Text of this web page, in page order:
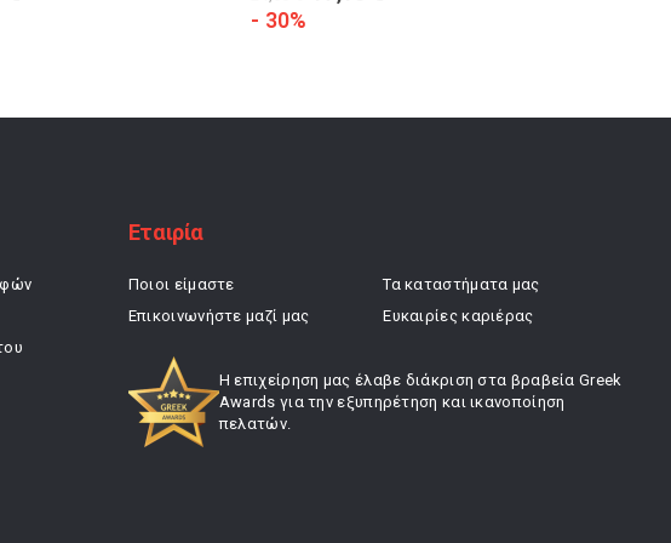
- 30%
Εταιρία
Ποιοι είμαστε
Επικοινωνήστε μαζί μας
Τα καταστήματα μας
Ευκαιρίες καριέρας
Η επιχείρηση μας έλαβε διάκριση στα βραβεία Greek
Awards για την εξυπηρέτηση και ικανοποίηση
πελατών.